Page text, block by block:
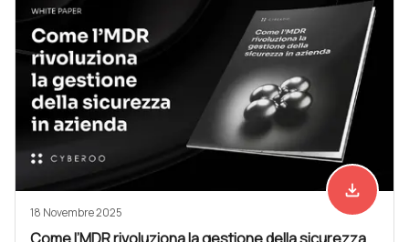
Scarica
file_download
18 Novembre 2025